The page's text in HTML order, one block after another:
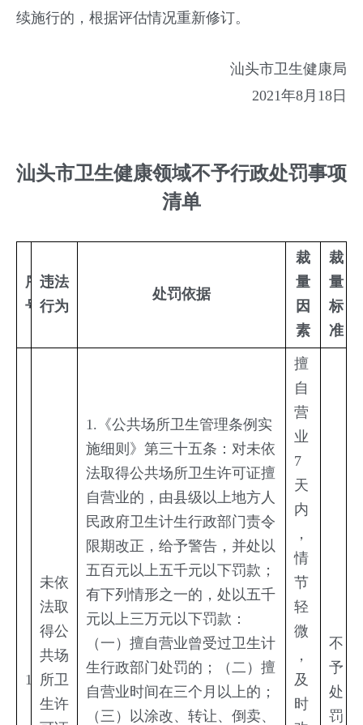
续施行的，根据评估情况重新修订。
汕头市卫生健康局
2021年8月18日
汕头市卫生健康领域不予行政处罚事项
清单
序
号
违法
行为
处罚依据
裁
量
因
素
裁
量
标
准
1
未依
法取
得公
共场
所卫
生许
1.《公共场所卫生管理条例实
施细则》第三十五条：对未依
法取得公共场所卫生许可证擅
自营业的，由县级以上地方人
民政府卫生计生行政部门责令
限期改正，给予警告，并处以
五百元以上五千元以下罚款；
有下列情形之一的，处以五千
元以上三万元以下罚款：
（一）擅自营业曾受过卫生计
生行政部门处罚的；（二）擅
自营业时间在三个月以上的；
（三）以涂改、转让、倒卖、
擅
自
营
业
7
天
内
，
情
节
轻
微
，
及
时
不
予
处
罚